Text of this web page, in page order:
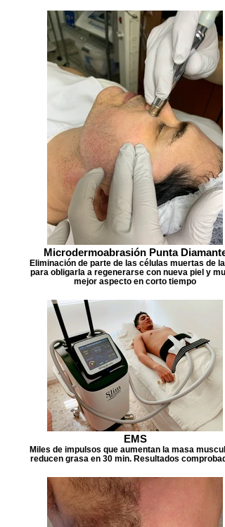
Microdermoabrasión Punta Diamante
Eliminación de parte de las células muertas de la
para obligarla a regenerarse con nueva piel y
mejor aspecto en corto tiempo
EMS
Miles de impulsos que aumentan la masa
reducen grasa en 30 min. Resultados